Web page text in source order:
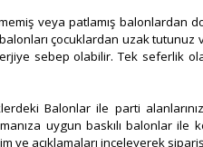
veya patlamış balonlardan
çocuklardan uzak tutunuz
sebep olabilir. Tek seferlik
Balonlar ile parti
uygun baskılı balonlar ile
ve açıklamaları inceleyerek